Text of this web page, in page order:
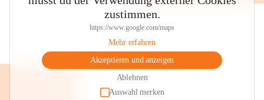
zustimmen.
https://www.google.com/maps
Mehr erfahren
Akzeptieren und anzeigen
Ablehnen
Auswahl merken